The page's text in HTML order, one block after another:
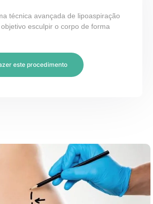
técnica avançada de lipoaspiração
esculpir o corpo de forma
este procedimento